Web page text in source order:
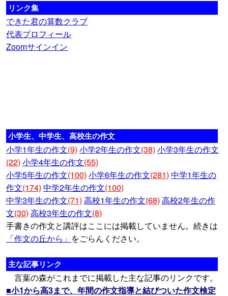
リンク集
できた君の算数クラブ
代表プロフィール
Zoomサインイン
小学生、中学生、高校生の作文
小学1年生の作文(9) 小学2年生の作文(38) 小学3年生の作文
(22) 小学4年生の作文(55)
小学5年生の作文(100) 小学6年生の作文(281) 中学1年生の
作文(174) 中学2年生の作文(100)
中学3年生の作文(71) 高校1年生の作文(68) 高校2年生の作
文(30) 高校3年生の作文(8)
手書きの作文と講評はここには掲載していません。続きは
「作文の丘から」 をごらんください。
主な記事リンク
言葉の森がこれまでに掲載した主な記事のリンクです。
■小1から高3まで、年間の作文指導と結びついた作文検定